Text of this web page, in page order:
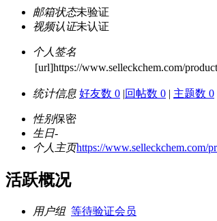
邮箱状态未验证
视频认证未认证
个人签名
[url]https://www.selleckchem.com/
统计信息 好友数 0 |回帖数 0 | 主题数 0
性别保密
生日-
个人主页https://www.selleckchem.com/
活跃概况
用户组 等待验证会员